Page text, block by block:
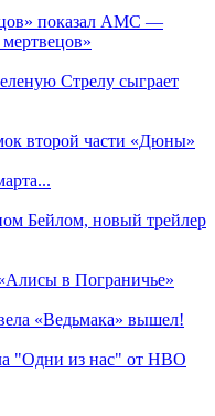
показал АМС —
Стрелу сыграет
второй части «Дюны»
Бейлом, новый трейлер
в Пограничье»
«Ведьмака» вышел!
"Одни из нас" от HBO